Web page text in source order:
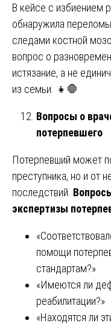
В кейсе с избиением
обнаружила
следами костной
вопрос о
истязание, а не
из семьи. 👧🛑
Вопросы о
потерпевшего
Потерпевший может
преступника, но и от
последствий.
экспертизы
помощи
стандартам?»
«Имеются ли
реабилитации?»
«Находятся ли